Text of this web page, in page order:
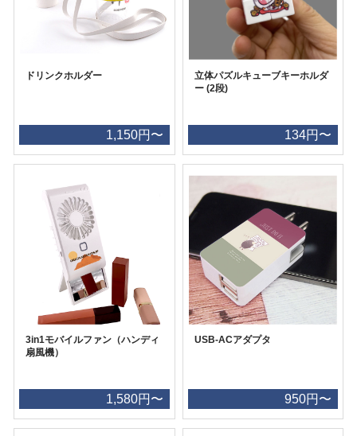
ドリンクホルダー
1,150円〜
立体パズルキューブキーホルダ
ー (2段)
134円〜
3in1モバイルファン（ハンディ
扇風機）
1,580円〜
USB-ACアダプタ
950円〜